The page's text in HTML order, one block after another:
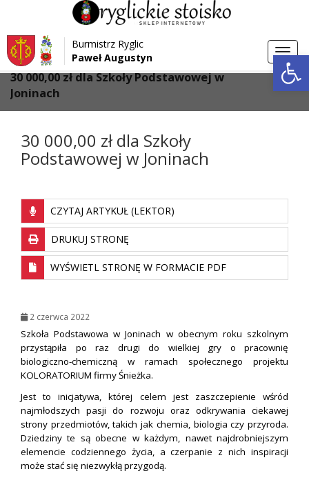
Przejdź do menu
Przejdź do głównej treści strony
Przejdź do stopki strony
Burmistrz Ryglic
Paweł Augustyn
Strona główna > Aktualności
30 000,00 zł dla Szkoły Podstawowej w
Joninach
30 000,00 zł dla Szkoły
Podstawowej w Joninach
CZYTAJ ARTYKUŁ (LEKTOR)
DRUKUJ STRONĘ
WYŚWIETL STRONĘ W FORMACIE PDF
2 czerwca 2022
Szkoła Podstawowa w Joninach w obecnym roku szkolnym
przystąpiła po raz drugi do wielkiej gry o pracownię
biologiczno-chemiczną w ramach społecznego projektu
KOLORATORIUM firmy Śnieżka.
Jest to inicjatywa, której celem jest zaszczepienie wśród
najmłodszych pasji do rozwoju oraz odkrywania ciekawej
strony przedmiotów, takich jak chemia, biologia czy przyroda.
Dziedziny te są obecne w każdym, nawet najdrobniejszym
elemencie codziennego życia, a czerpanie z nich inspiracji
może stać się niezwykłą przygodą.